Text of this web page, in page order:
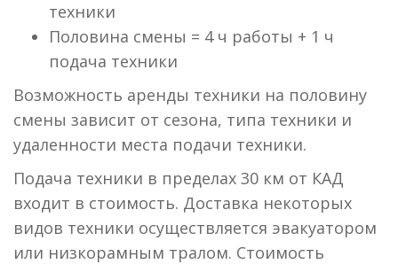
техники
Половина смены = 4 ч работы + 1 ч
подача техники
Возможность аренды техники на половину
смены зависит от сезона, типа техники и
удаленности места подачи техники.
Подача техники в пределах 30 км от КАД
входит в стоимость. Доставка некоторых
видов техники осуществляется эвакуатором
или низкорамным тралом. Стоимость